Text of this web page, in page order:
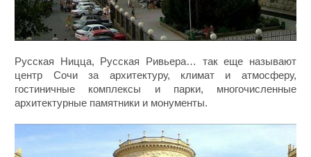
Русская Ницца, Русская Ривьера… так еще называют
центр Сочи за архитектуру, климат и атмосферу,
гостиничные комплексы и парки, многочисленные
архитектурные памятники и монументы.